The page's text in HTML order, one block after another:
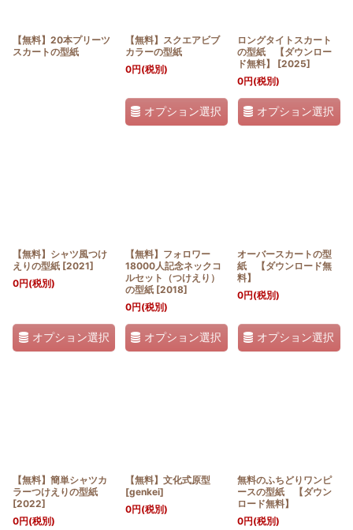
【無料】20本プリーツ
スカートの型紙
【無料】スクエアビブ
カラーの型紙
0円(税別)
オプション選択
ロングタイトスカート
の型紙 【ダウンロー
ド無料】
[2025]
0円(税別)
オプション選択
【無料】シャツ風つけ
えりの型紙 [2021]
0円(税別)
オプション選択
【無料】フォロワー
18000人記念ネックコ
ルセット（つけえり）
の型紙 [2018]
0円(税別)
オプション選択
オーバースカートの型
紙 【ダウンロード無
料】
0円(税別)
オプション選択
【無料】簡単シャツカ
ラーつけえりの型紙
[2022]
0円(税別)
【無料】文化式原型
[genkei]
0円(税別)
無料のふちどりワンピ
ースの型紙 【ダウン
ロード無料】
0円(税別)